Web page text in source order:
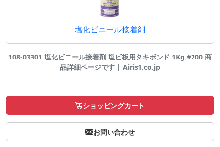
塩化ビニール接着剤
108-03301 塩化ビニール接着剤 塩ビ板用タキボンド 1Kg #200 商
品詳細ページです | Airis1.co.jp
ショッピングカート
お問い合わせ